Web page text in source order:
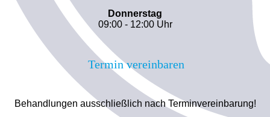
Donnerstag
09:00 - 12:00 Uhr
Termin vereinbaren
Behandlungen ausschließlich nach Terminvereinbarung!